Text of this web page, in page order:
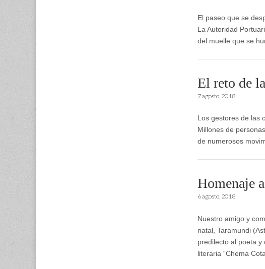
El paseo que se
La Autoridad
del muelle que se
El reto de
7 agosto, 2018
Los gestores de las
Millones de
de numerosos
Homenaje
6 agosto, 2018
Nuestro amigo y
natal, Taramundi
predilecto al poeta
literaria “Chema